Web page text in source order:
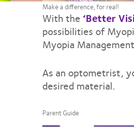
Make a difference, for real!
With the ‘Better
possibilities of
Myopia
As an optometrist,
desired material.
Parent Guide